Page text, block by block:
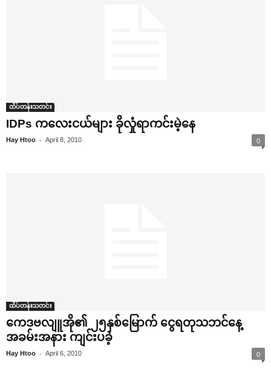
ထိပ်တန်းသတင်း
IDPs က‌လေးငယ်များ ခိုလှုံရာကင်းမဲ့‌နေ
Hay Htoo - April 8, 2010 0
ထိပ်တန်းသတင်း
‌ကေဒဗလျူအို၏ ၂၅နှစ်‌မြောက် ‌ငွေရတုသဘင်‌နေ့
အခမ်းအနား ကျင်းပခဲ့
Hay Htoo - April 6, 2010 0